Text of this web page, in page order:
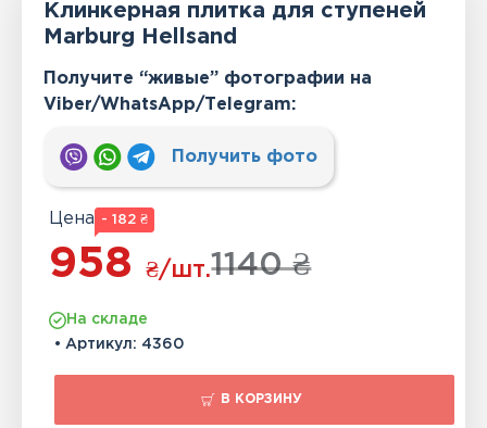
Клинкерная плитка для ступеней
Marburg Hellsand
Получите “живые” фотографии на
Viber/WhatsApp/Тelegram:
Получить фото
Цена - 182 ₴
1140 ₴
958₴/шт.
На складе
• Артикул: 4360
В КОРЗИНУ